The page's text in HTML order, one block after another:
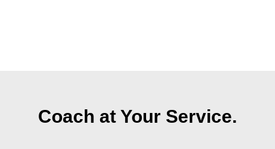
Coach at Your Service.